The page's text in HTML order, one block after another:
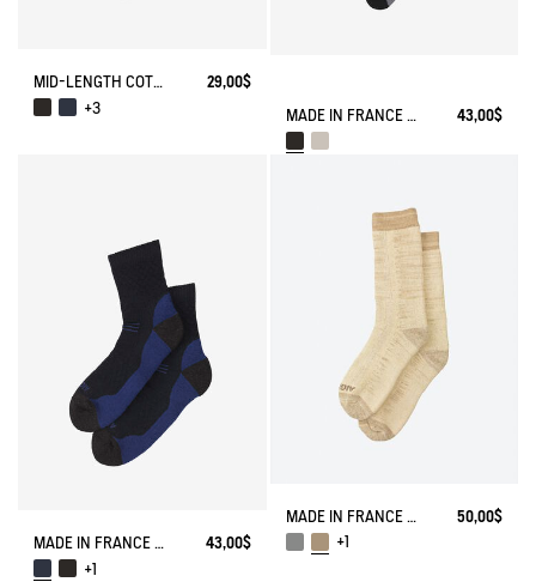
MID-LENGTH COTTON SOCKS. MADE IN FRANCE.
29,00$
+3
MADE IN FRANCE COOLMAX® SOCKS 43,00$
MADE IN FRANCE MERINOS WOOL SOCKS
43,00$
+1
MADE IN FRANCE BAMBOO SOCKS
50,00$
+1